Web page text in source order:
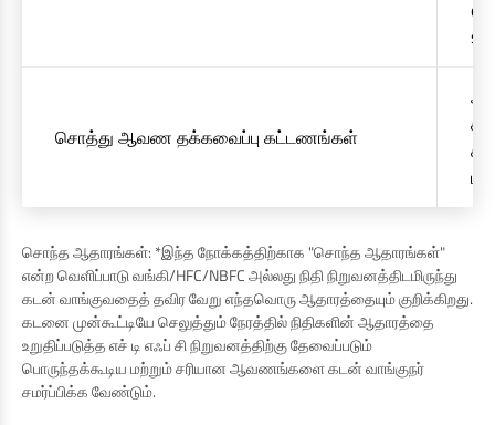
or
சொத்து ஆவண தக்கவைப்பு கட்டணங்கள்
சொந்த ஆதாரங்கள்: *இந்த நோக்கத்திற்காக "சொந்த ஆதாரங்கள்"
என்ற வெளிப்பாடு வங்கி/HFC/NBFC அல்லது நிதி நிறுவனத்திடமிருந்து
கடன் வாங்குவதைத் தவிர வேறு எந்தவொரு ஆதாரத்தையும் குறிக்கிறது.
கடனை முன்கூட்டியே செலுத்தும் நேரத்தில் நிதிகளின் ஆதாரத்தை
உறுதிப்படுத்த எச் டி எஃப் சி நிறுவனத்திற்கு தேவைப்படும்
பொருந்தக்கூடிய மற்றும் சரியான ஆவணங்களை கடன் வாங்குநர்
சமர்ப்பிக்க வேண்டும்.